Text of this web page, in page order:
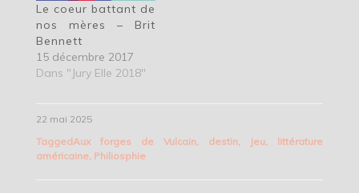
Le coeur battant de
nos mères – Brit
Bennett
15 décembre 2017
Dans "Jury Elle 2018"
22 mai 2025
TaggedAux forges de Vulcain destin Jeu
littérature
américaine, Philiosphie